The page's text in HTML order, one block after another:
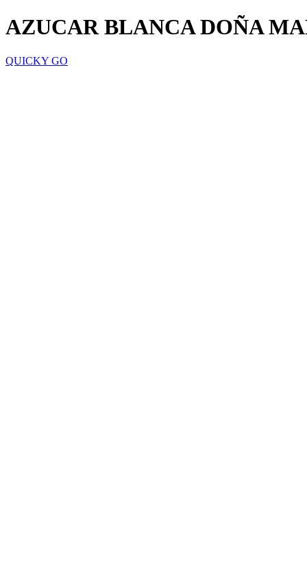
AZUCAR BLANCA DOÑA
QUICKY GO